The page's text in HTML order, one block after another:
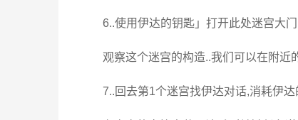
6..使用伊达的钥匙」打开此处迷宫大门
观察这个迷宫的构造..我们可以在附近
7..回去第1个迷宫找伊达对话,消耗伊